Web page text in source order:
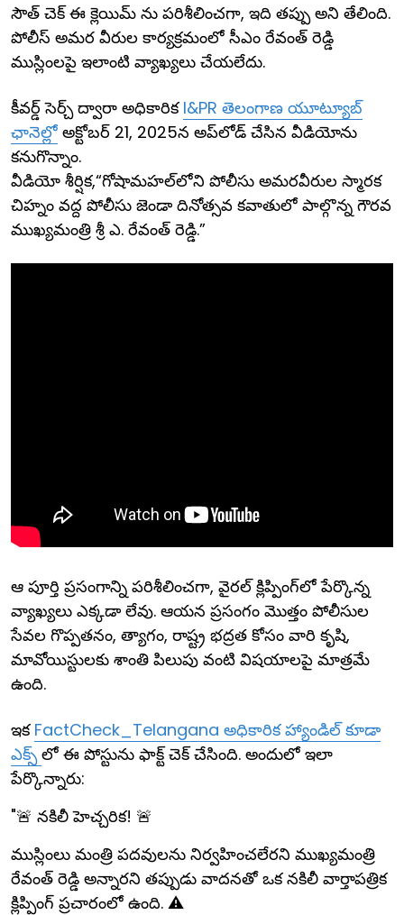
సౌత్ చెక్ ఈ క్లెయిమ్ ను పరిశీలించగా, ఇది తప్పు అని తేలింది.
పోలీస్ అమర వీరుల కార్యక్రమంలో సీఎం రేవంత్ రెడ్డి
ముస్లింలపై ఇలాంటి వ్యాఖ్యలు చేయలేదు.
కీవర్డ్ సెర్చ్ ద్వారా అధికారిక I&PR తెలంగాణ యూట్యూబ్
ఛానెల్లోఅక్టోబర్ 21, 2025న అప్‌లోడ్ చేసిన వీడియోను
కనుగొన్నాం.
వీడియో శీర్షిక,“గోషామహల్‌లోని పోలీసు అమరవీరుల స్మారక
చిహ్నం వద్ద పోలీసు జెండా దినోత్సవ కవాతులో పాల్గొన్న గౌరవ
ముఖ్యమంత్రి శ్రీ ఎ. రేవంత్ రెడ్డి.”
ఆ పూర్తి ప్రసంగాన్ని పరిశీలించగా, వైరల్ క్లిప్పింగ్‌లో పేర్కొన్న
వ్యాఖ్యలు ఎక్కడా లేవు. ఆయన ప్రసంగం మొత్తం పోలీసుల
సేవల గొప్పతనం, త్యాగం, రాష్ట్ర భద్రత కోసం వారి కృషి,
మావోయిస్టులకు శాంతి పిలుపు వంటి విషయాలపై మాత్రమే
ఉంది.
ఇక FactCheck_Telangana అధికారిక హ్యాండిల్ కూడా
ఎక్స్ లో ఈ పోస్టును ఫాక్ట్ చెక్ చేసింది. అందులో ఇలా
పేర్కొన్నారు:
"🚨 నకిలీ హెచ్చరిక! 🚨
ముస్లింలు మంత్రి పదవులను నిర్వహించలేరని ముఖ్యమంత్రి
రేవంత్ రెడ్డి అన్నారని తప్పుడు వాదనతో ఒక నకిలీ వార్తాపత్రిక
క్లిప్పింగ్ ప్రచారంలో ఉంది. ⚠️